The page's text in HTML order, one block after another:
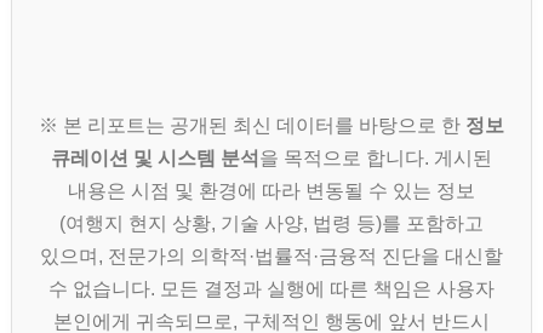
※ 본 리포트는 공개된 최신 데이터를 바탕으로 한 정보
큐레이션 및 시스템 분석 을 목적으로 합니다. 게시된
내용은 시점 및 환경에 따라 변동될 수 있는 정보
(여행지 현지 상황, 기술 사양, 법령 등)를 포함하고
있으며, 전문가의 의학적·법률적·금융적 진단을 대신할
수 없습니다. 모든 결정과 실행에 따른 책임은 사용자
본인에게 귀속되므로, 구체적인 행동에 앞서 반드시